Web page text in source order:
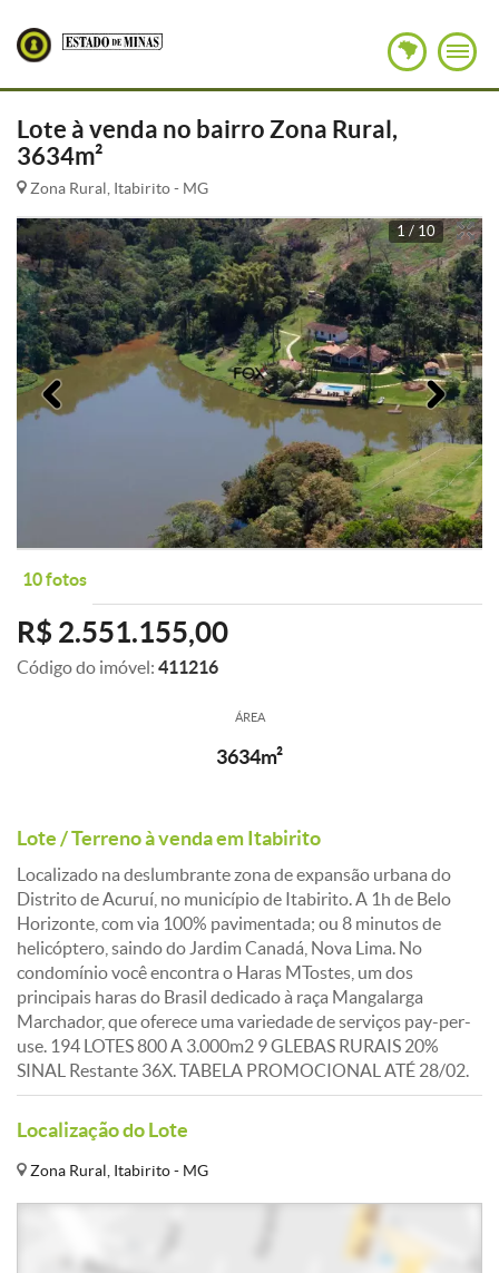
Lote à venda no bairro Zona Rural,
3634m²
Zona Rural, Itabirito - MG
1 / 10
Anterior
10 fotos
R$ 2.551.155,00
Código do imóvel: 411216
ÁREA
3634m²
Lote / Terreno à venda em Itabirito
Localizado na deslumbrante zona de expansão urbana do
Distrito de Acuruí, no município de Itabirito. A 1h de Belo
Horizonte, com via 100% pavimentada; ou 8 minutos de
helicóptero, saindo do Jardim Canadá, Nova Lima. No
condomínio você encontra o Haras MTostes, um dos
principais haras do Brasil dedicado à raça Mangalarga
Marchador, que oferece uma variedade de serviços pay-per-
use. 194 LOTES 800 A 3.000m2 9 GLEBAS RURAIS 20%
SINAL Restante 36X. TABELA PROMOCIONAL ATÉ 28/02.
Localização do Lote
Zona Rural, Itabirito - MG